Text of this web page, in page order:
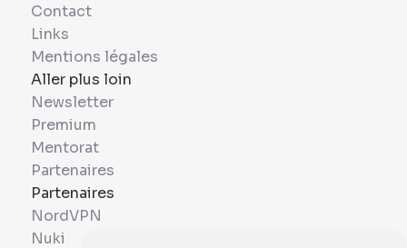
Contact
Links
Mentions légales
Aller plus loin
Newsletter
Premium
Mentorat
Partenaires
Partenaires
NordVPN
Nuki